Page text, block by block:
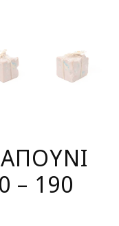
– 190